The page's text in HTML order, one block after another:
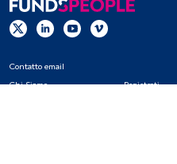
Contatto email
Chi Siamo
Registrati